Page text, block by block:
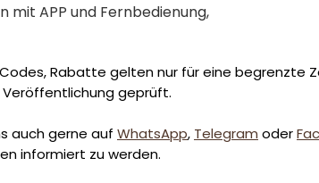
mit APP und Fernbedienung,
Rabatte gelten nur für eine begrenzte
geprüft.
auch gerne auf WhatsApp, Telegram oder
informiert zu werden.